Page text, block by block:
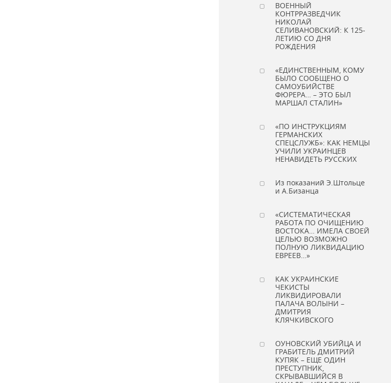
ВОЕННЫЙ
КОНТРРАЗВЕДЧИК
НИКОЛАЙ
СЕЛИВАНОВСКИЙ: К 125-
ЛЕТИЮ СО ДНЯ
РОЖДЕНИЯ
«ЕДИНСТВЕННЫМ, КОМУ
БЫЛО СООБЩЕНО О
САМОУБИЙСТВЕ
ФЮРЕРА… – ЭТО БЫЛ
МАРШАЛ СТАЛИН»
«ПО ИНСТРУКЦИЯМ
ГЕРМАНСКИХ
СПЕЦСЛУЖБ»: КАК НЕМЦЫ
УЧИЛИ УКРАИНЦЕВ
НЕНАВИДЕТЬ РУССКИХ
Из показаний Э.Штольце
и А.Бизанца
«СИСТЕМАТИЧЕСКАЯ
РАБОТА ПО ОЧИЩЕНИЮ
ВОСТОКА… ИМЕЛА СВОЕЙ
ЦЕЛЬЮ ВОЗМОЖНО
ПОЛНУЮ ЛИКВИДАЦИЮ
ЕВРЕЕВ…»
КАК УКРАИНСКИЕ
ЧЕКИСТЫ
ЛИКВИДИРОВАЛИ
ПАЛАЧА ВОЛЫНИ –
ДМИТРИЯ
КЛЯЧКИВСКОГО
ОУНОВСКИЙ УБИЙЦА И
ГРАБИТЕЛЬ ДМИТРИЙ
КУПЯК – ЕЩЕ ОДИН
ПРЕСТУПНИК,
СКРЫВАВШИЙСЯ В